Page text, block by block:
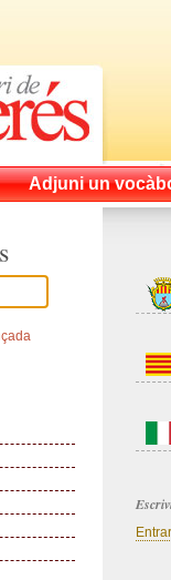
Adjuni un
Entrar